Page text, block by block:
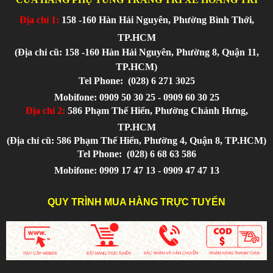
Địa chỉ 1: 158 -160 Hàn Hải Nguyên, Phường Bình Thới,
TP.HCM
(Địa chỉ cũ: 158 -160 Hàn Hải Nguyên, Phường 8, Quận 11,
TP.HCM)
Tel Phone: (028) 6 271 3025
Mobifone: 0909 50 30 25 - 0909 60 30 25
Địa chỉ 2: 586 Phạm Thế Hiển, Phường Chánh Hưng,
TP.HCM
(Địa chỉ cũ: 586 Phạm Thế Hiển, Phường 4, Quận 8, TP.HCM)
Tel Phone: (028) 6 68 63 586
Mobifone: 0909 17 47 13 - 0909 47 47 13
QUY TRÌNH MUA HÀNG TRỰC TUYẾN